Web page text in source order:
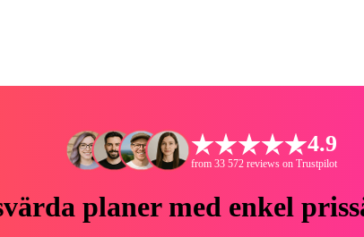
4.9
from 33 572 reviews on Trustpilot
planer med enkel